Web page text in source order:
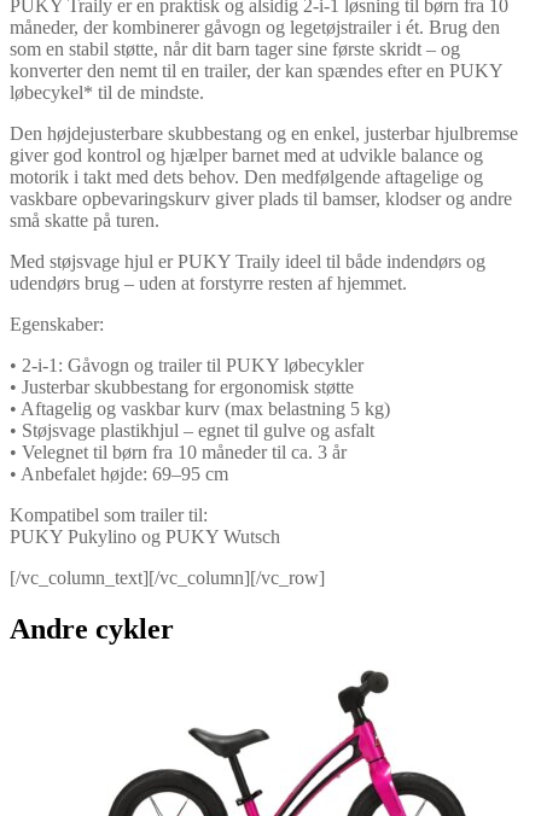
PUKY Traily er en praktisk og alsidig 2-i-1 løsning til børn fra 10
måneder, der kombinerer gåvogn og legetøjstrailer i ét. Brug den
som en stabil støtte, når dit barn tager sine første skridt – og
konverter den nemt til en trailer, der kan spændes efter en PUKY
løbecykel* til de mindste.
Den højdejusterbare skubbestang og en enkel, justerbar hjulbremse
giver god kontrol og hjælper barnet med at udvikle balance og
motorik i takt med dets behov. Den medfølgende aftagelige og
vaskbare opbevaringskurv giver plads til bamser, klodser og andre
små skatte på turen.
Med støjsvage hjul er PUKY Traily ideel til både indendørs og
udendørs brug – uden at forstyrre resten af hjemmet.
Egenskaber:
• 2-i-1: Gåvogn og trailer til PUKY løbecykler
• Justerbar skubbestang for ergonomisk støtte
• Aftagelig og vaskbar kurv (max belastning 5 kg)
• Støjsvage plastikhjul – egnet til gulve og asfalt
• Velegnet til børn fra 10 måneder til ca. 3 år
• Anbefalet højde: 69–95 cm
Kompatibel som trailer til:
PUKY Pukylino og PUKY Wutsch
[/vc_column_text][/vc_column][/vc_row]
Andre cykler